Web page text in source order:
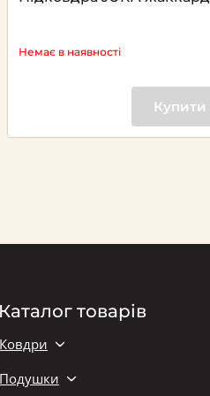
Немає в наявності
Купити
Каталог товарів
Ковдри
Подушки